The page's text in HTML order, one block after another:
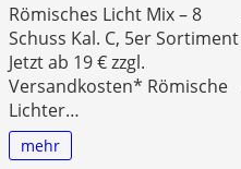
Römisches Licht Mix – 8
Schuss Kal. C, 5er Sortiment
Jetzt ab 19 € zzgl.
Versandkosten* Römische
Lichter…
mehr